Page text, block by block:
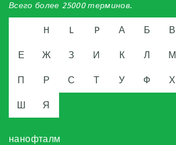
Всего более 25000 терминов.
H L P А Б В
Е Ж З И К Л М
П Р С Т У Ф Х
Ш Я
нанофталм